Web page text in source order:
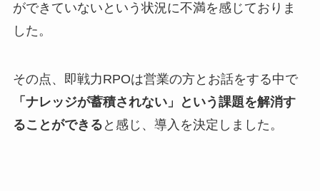
ができていないという状況に不満を感じておりま
した。
その点、即戦力RPOは営業の方とお話をする中で
「ナレッジが蓄積されない」という課題を解消す
ることができる と感じ、導入を決定しました。